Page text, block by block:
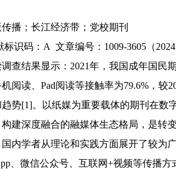
播；长江经济带；党校期刊
识码：A 文章编号：1009-3605（2024
查结果显示：2021年，我国成年国民
阅读、Pad阅读等接触率为79.6%，较
势[1]。以纸媒为重要载体的期刊在
建深度融合的融媒体生态格局，是转
内学者从理论和实践方面展开了较为
、微信公众号、互联网+视频等传播